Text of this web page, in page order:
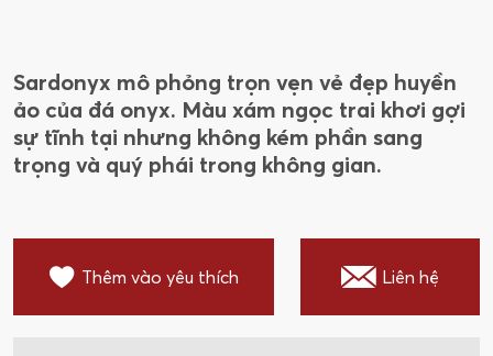
Sardonyx mô phỏng trọn vẹn vẻ đẹp huyền
ảo của đá onyx. Màu xám ngọc trai khơi gợi
sự tĩnh tại nhưng không kém phần sang
trọng và quý phái trong không gian.
Thêm vào yêu thích Liên hệ